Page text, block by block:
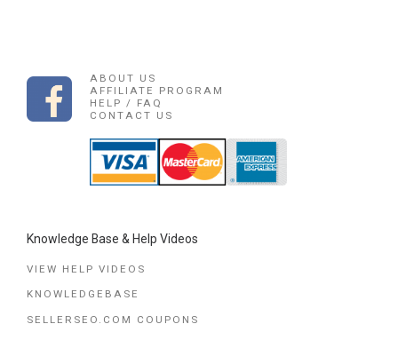
ABOUT US
AFFILIATE PROGRAM
HELP / FAQ
CONTACT US
Knowledge Base & Help Videos
VIEW HELP VIDEOS
KNOWLEDGEBASE
SELLERSEO.COM COUPONS